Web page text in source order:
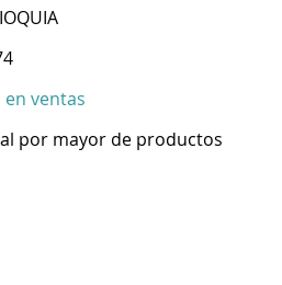
ventas
por mayor de productos